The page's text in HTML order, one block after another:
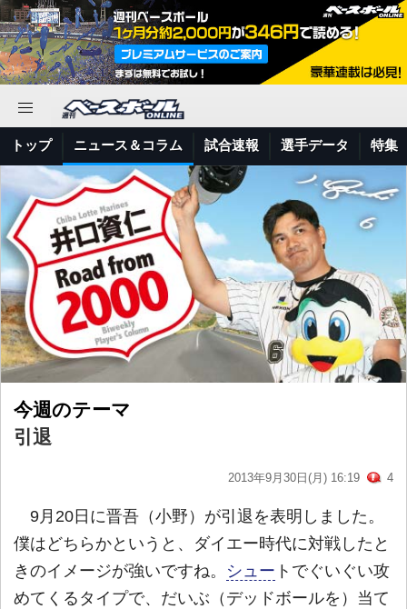
トップ ニュース＆コラム 試合速報 選手データ 特集
今週のテーマ
引退
2013年9月30日(月) 16:19 4
9月20日に晋吾（小野）が引退を表明しました。
僕はどちらかというと、ダイエー時代に対戦したと
きのイメージが強いですね。 シュー トでぐいぐい攻
めてくるタイプで、だいぶ（デッドボールを）当て